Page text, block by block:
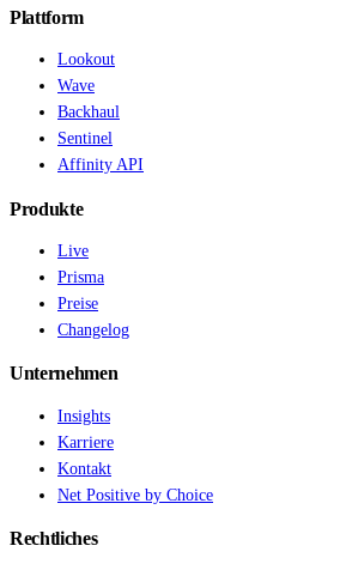
Plattform
Lookout
Wave
Backhaul
Sentinel
Affinity API
Produkte
Live
Prisma
Preise
Changelog
Unternehmen
Insights
Karriere
Kontakt
Net Positive by Choice
Rechtliches